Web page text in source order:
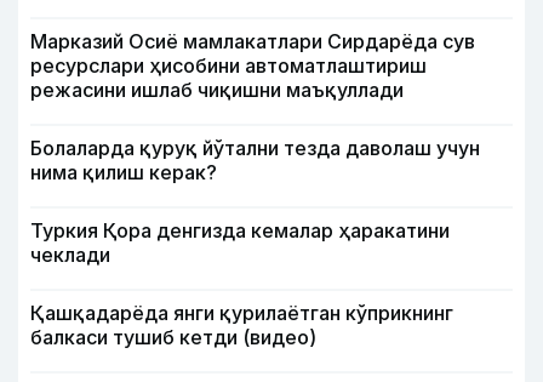
Марказий Осиё мамлакатлари Сирдарёда сув
ресурслари ҳисобини автоматлаштириш
режасини ишлаб чиқишни маъқуллади
Болаларда қуруқ йўтални тезда даволаш учун
нима қилиш керак?
Туркия Қора денгизда кемалар ҳаракатини
чеклади
Қашқадарёда янги қурилаётган кўприкнинг
балкаси тушиб кетди (видео)